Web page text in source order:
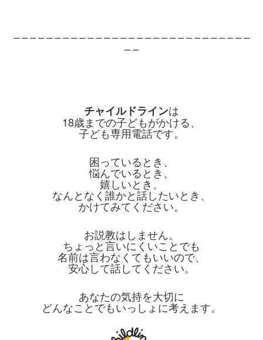
チャイルドラインは
18歳までの子どもがかける、
子ども専用電話です。
困っているとき、
悩んでいるとき、
嬉しいとき、
なんとなく誰かと話したいとき、
かけてみてください。
お説教はしません。
ちょっと言いにくいことでも
名前は言わなくてもいいので、
安心して話してください。
あなたの気持を大切に
どんなことでもいっしょに考えます。